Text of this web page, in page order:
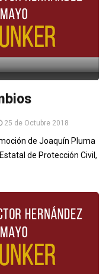
25 de Octubre 2018
de Joaquín Pluma
de Protección Civil,